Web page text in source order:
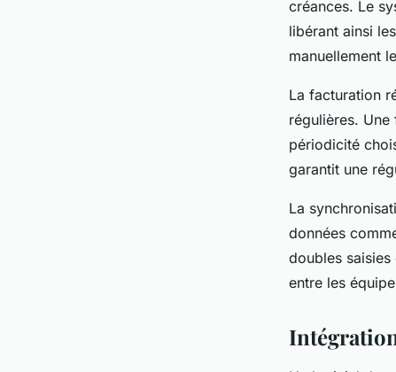
créances. Le
libérant ainsi
manuellement
La facturation
régulières.
périodicité
garantit une
La
données
doubles
entre les